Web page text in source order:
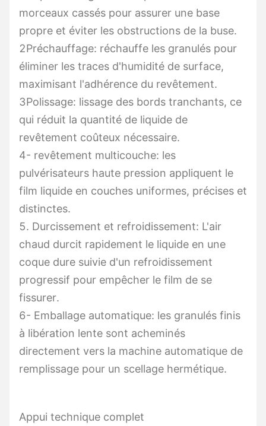
morceaux cassés pour assurer une base
propre et éviter les obstructions de la buse.
2Préchauffage: réchauffe les granulés pour
éliminer les traces d'humidité de surface,
maximisant l'adhérence du revêtement.
3Polissage: lissage des bords tranchants, ce
qui réduit la quantité de liquide de
revêtement coûteux nécessaire.
4- revêtement multicouche: les
pulvérisateurs haute pression appliquent le
film liquide en couches uniformes, précises et
distinctes.
5. Durcissement et refroidissement: L'air
chaud durcit rapidement le liquide en une
coque dure suivie d'un refroidissement
progressif pour empêcher le film de se
fissurer.
6- Emballage automatique: les granulés finis
à libération lente sont acheminés
directement vers la machine automatique de
remplissage pour un scellage hermétique.
Appui technique complet